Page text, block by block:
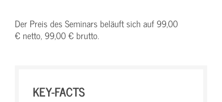
Der Preis des Seminars beläuft sich auf 99,00
€ netto, 99,00 € brutto.
KEY-FACTS